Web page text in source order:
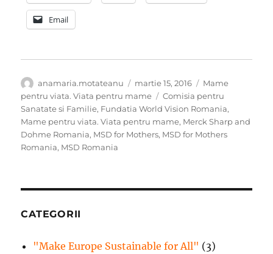
Email
Autor
anamaria.motateanu
Publicat
pe
martie 15, 2016 Categorii
Mame
pentru viata. Viata pentru mame
Etichete
Comisia pentru
Sanatate si Familie, Fundatia World Vision Romania,
Mame pentru viata. Viata pentru mame, Merck Sharp and
Dohme Romania, MSD for Mothers, MSD for Mothers
Romania, MSD Romania
CATEGORII
"Make Europe Sustainable for All" (3)